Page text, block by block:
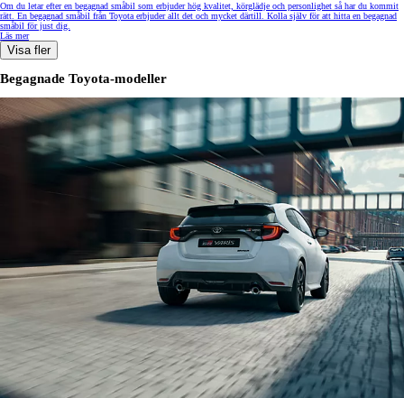
Om du letar efter en begagnad småbil som erbjuder hög kvalitet, körglädje och personlighet så har du kommit
rätt. En begagnad småbil från Toyota erbjuder allt det och mycket därtill. Kolla själv för att hitta en begagnad
småbil för just dig.
Läs mer
Visa fler
Begagnade Toyota-modeller